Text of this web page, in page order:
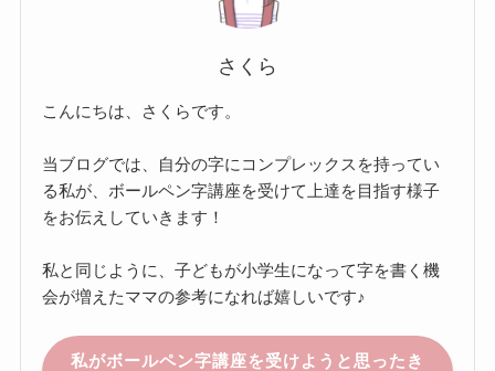
さくら
こんにちは、さくらです。
当ブログでは、自分の字にコンプレックスを持ってい
る私が、ボールペン字講座を受けて上達を目指す様子
をお伝えしていきます！
私と同じように、子どもが小学生になって字を書く機
会が増えたママの参考になれば嬉しいです♪
私がボールペン字講座を受けようと思ったき